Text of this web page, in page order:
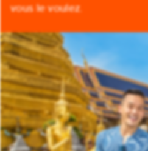
vous le voulez.